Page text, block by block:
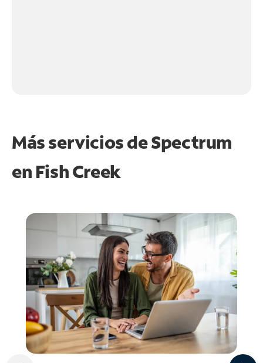
Más servicios de Spectrum
en Fish Creek